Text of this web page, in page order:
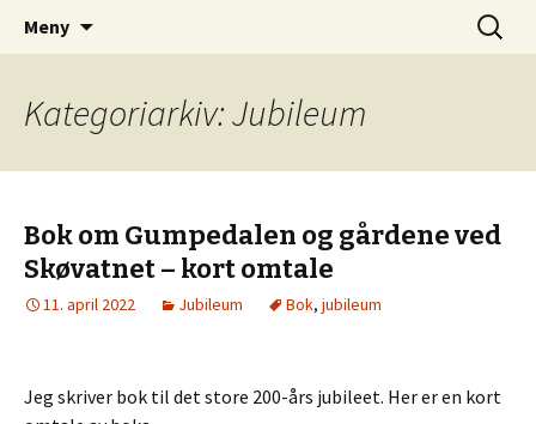
Gumpedalen
Gumpedalens historie
Meny
Søk
etter:
Kategoriarkiv: Jubileum
Bok om Gumpedalen og gårdene ved
Skøvatnet – kort omtale
11. april 2022 Jubileum Bok, jubileum
Jeg skriver bok til det store 200-års jubileet. Her er en kort